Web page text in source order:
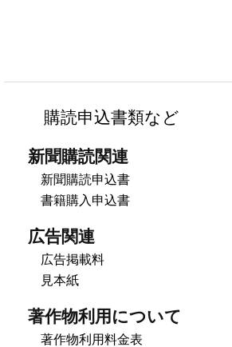
購読申込書類など
新聞購読関連
新聞購読申込書
書籍購入申込書
広告関連
広告掲載料
見本紙
著作物利用について
著作物利用料金表